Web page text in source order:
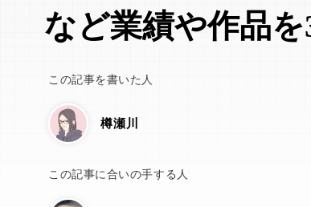
など業績や作品
この記事を書いた人
樽瀬川
この記事に合いの手する人